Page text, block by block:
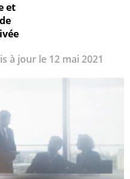
et
à jour le 12 mai 2021